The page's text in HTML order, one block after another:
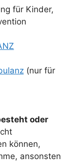
für Kinder,
(nur für
oder
können,
ansonsten